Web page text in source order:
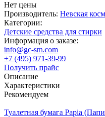
Нет цены
Производитель: Невская
Категории:
Детские средства для стирки
Информация о заказе:
info@gc-sm.com
+7 (495) 971-39-99
Получить прайс
Описание
Характеристики
Рекомендуем
Туалетная бумага Papia